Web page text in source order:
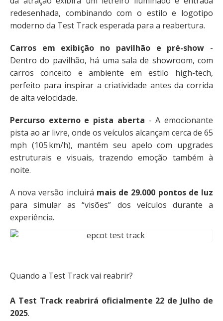
redesenhada, combinando com o estilo e logotipo
moderno da Test Track esperada para a reabertura.
Carros em exibição no pavilhão e pré-show -
Dentro do pavilhão, há uma sala de showroom, com
carros conceito e ambiente em estilo high-tech,
perfeito para inspirar a criatividade antes da corrida
de alta velocidade.
Percurso externo e pista aberta - A emocionante
pista ao ar livre, onde os veículos alcançam cerca de 65
mph (105 km/h), mantém seu apelo com upgrades
estruturais e visuais, trazendo emoção também à
noite.
A nova versão incluirá mais de 29.000 pontos de luz
para simular as “visões” dos veículos durante a
experiência.
Quando a Test Track vai reabrir?
A Test Track reabrirá oficialmente 22 de Julho de
2025.